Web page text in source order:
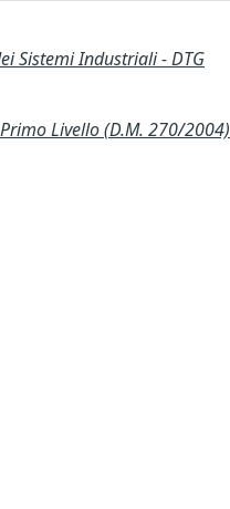
Sistemi Industriali - DTG
Primo Livello (D.M. 270/2004)